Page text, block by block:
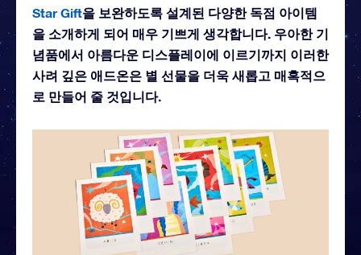
Star Gift을 보완하도록 설계된 다양한 독점 아이템
을 소개하게 되어 매우 기쁘게 생각합니다. 우아한 기
념품에서 아름다운 디스플레이에 이르기까지 이러한
사려 깊은 애드온은 별 선물을 더욱 새롭고 매혹적으
로 만들어 줄 것입니다.